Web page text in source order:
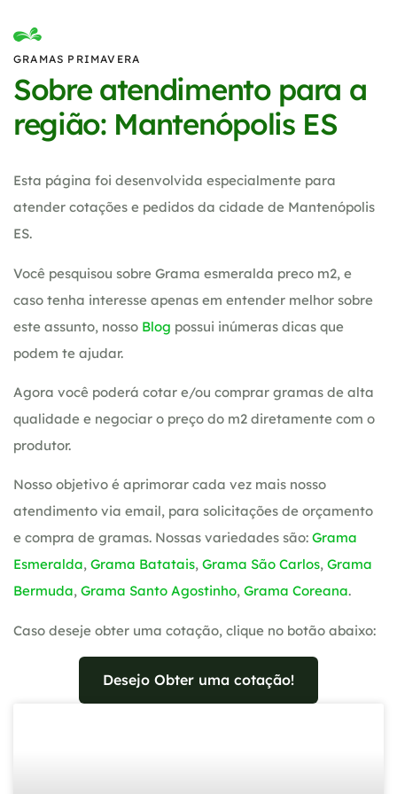
GRAMAS PRIMAVERA
Sobre atendimento para a
região: Mantenópolis ES
Esta página foi desenvolvida especialmente para
atender cotações e pedidos da cidade de Mantenópolis
ES.
Você pesquisou sobre Grama esmeralda preco m2, e
caso tenha interesse apenas em entender melhor sobre
este assunto, nosso Blog possui inúmeras dicas que
podem te ajudar.
Agora você poderá cotar e/ou comprar gramas de alta
qualidade e negociar o preço do m2 diretamente com o
produtor.
Nosso objetivo é aprimorar cada vez mais nosso
atendimento via email, para solicitações de orçamento
e compra de gramas. Nossas variedades são: Grama
Esmeralda, Grama Batatais, Grama São Carlos, Grama
Bermuda, Grama Santo Agostinho, Grama Coreana.
Caso deseje obter uma cotação, clique no botão abaixo:
Desejo Obter uma cotação!